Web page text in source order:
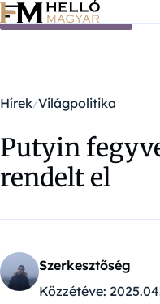
Ugrás a tartalomra
Hírek Világpolitika
Putyin
rendelt el
Szerkesztőség
Közzétéve: